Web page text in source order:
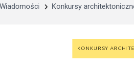
Wasze
Wiadomości Konkursy
KONKURSY